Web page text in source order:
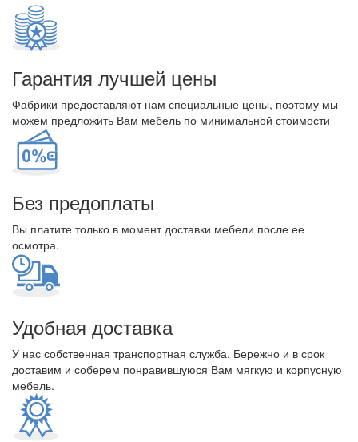
Гарантия лучшей цены
Фабрики предоставляют нам специальные цены, поэтому мы
можем предложить Вам мебель по минимальной стоимости
Без предоплаты
Вы платите только в момент доставки мебели после ее
осмотра.
Удобная доставка
У нас собственная транспортная служба. Бережно и в срок
доставим и соберем понравившуюся Вам мягкую и корпусную
мебель.